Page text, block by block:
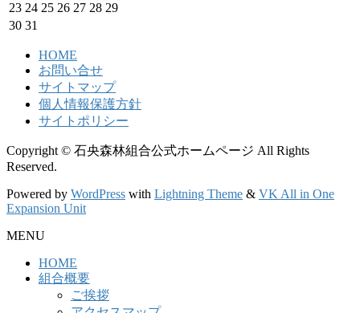
23 24 25 26 27 28 29
30 31
HOME
お問い合せ
サイトマップ
個人情報保護方針
サイトポリシー
Copyright © 石央森林組合公式ホームページ All Rights
Reserved.
Powered by WordPress with Lightning Theme & VK All in One
Expansion Unit
MENU
HOME
組合概要
ご挨拶